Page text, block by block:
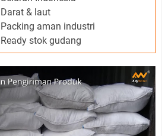
Darat & laut
Packing aman industri
Ready stok gudang